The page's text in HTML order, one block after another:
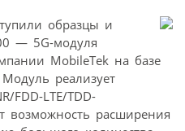
образцы и
— 5G-модуля
MobileTek на базе
реализует
FDD-LTE/TDD-
возможность расширения